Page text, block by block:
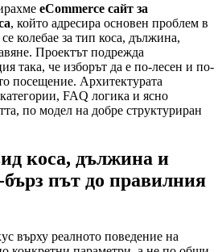
eCommerce сайт за
, който адресира основен проблем в
колебае за тип коса, дължина,
Проектът подрежда
така, че изборът да е по-лесен и по-
посещение. Архитектурата
FAQ логика и ясно
по модел на добре структуриран
коса, дължина и
бърз път до правилния
върху реалното поведение на